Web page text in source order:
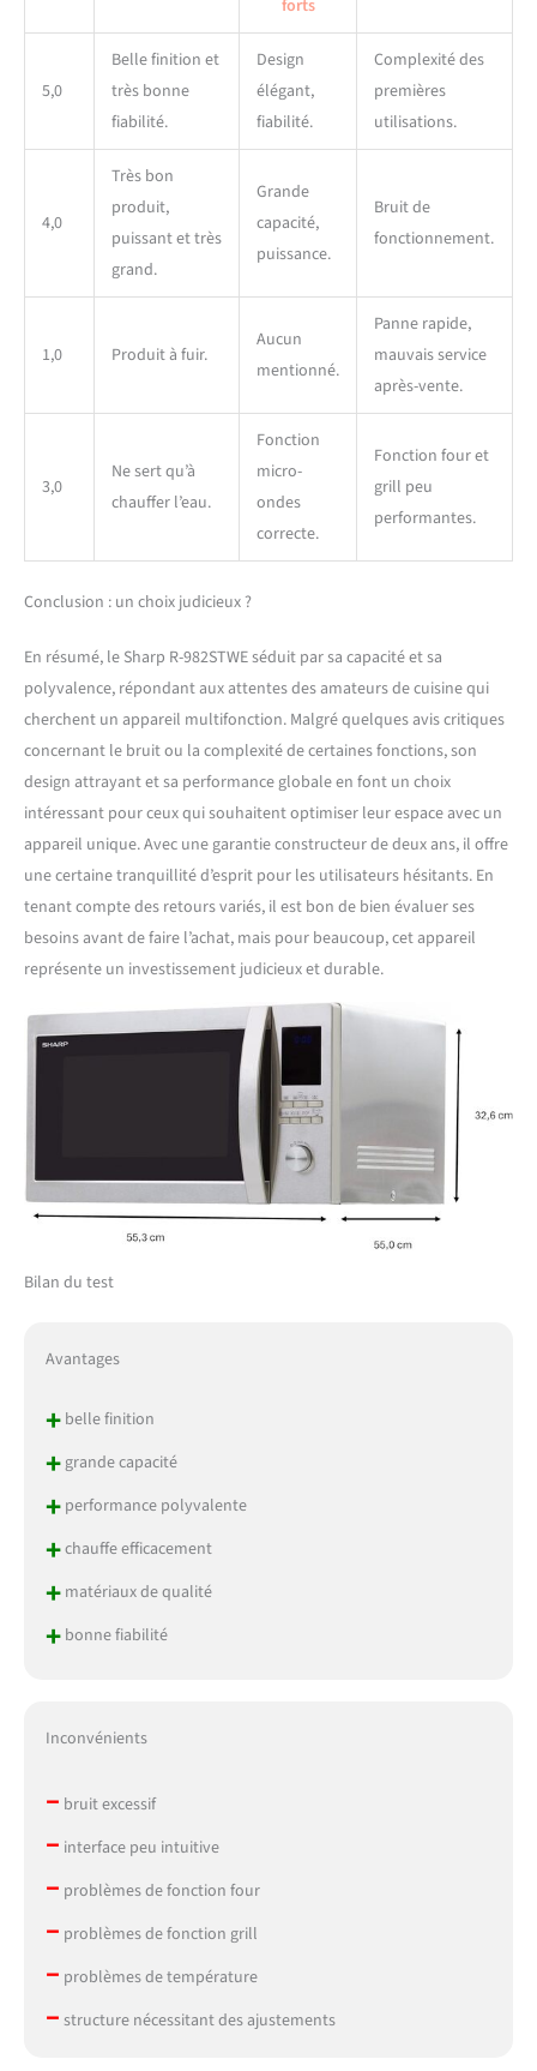
forts
5,0
Belle finition et
très bonne
fiabilité.
Design
élégant,
fiabilité.
Complexité des
premières
utilisations.
4,0
Très bon
produit,
puissant et très
grand.
Grande
capacité,
puissance.
Bruit de
fonctionnement.
1,0 Produit à fuir.
Aucun
mentionné.
Panne rapide,
mauvais service
après-vente.
3,0
Ne sert qu’à
chauffer l’eau.
Fonction
micro-
ondes
correcte.
Fonction four et
grill peu
performantes.
Conclusion : un choix judicieux ?
En résumé, le Sharp R-982STWE séduit par sa capacité et sa
polyvalence, répondant aux attentes des amateurs de cuisine qui
cherchent un appareil multifonction. Malgré quelques avis critiques
concernant le bruit ou la complexité de certaines fonctions, son
design attrayant et sa performance globale en font un choix
intéressant pour ceux qui souhaitent optimiser leur espace avec un
appareil unique. Avec une garantie constructeur de deux ans, il offre
une certaine tranquillité d’esprit pour les utilisateurs hésitants. En
tenant compte des retours variés, il est bon de bien évaluer ses
besoins avant de faire l’achat, mais pour beaucoup, cet appareil
représente un investissement judicieux et durable.
Bilan du test
Avantages
+belle finition
+grande capacité
+performance polyvalente
+chauffe efficacement
+matériaux de qualité
+bonne fiabilité
Inconvénients
– bruit excessif
– interface peu intuitive
– problèmes de fonction four
– problèmes de fonction grill
– problèmes de température
– structure nécessitant des ajustements